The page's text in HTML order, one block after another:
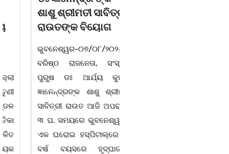
ଶାଶୁ ଶ୍ରୀମତୀ ସାବିତ୍ରୀ
ରାଉତଙ୍କ ବିୟୋଗ
ଭୁବନେଶ୍ୱର-୦୭/୦୮/୨୦୨୬:
ବରିଷ୍ଠ ରାଜନେତା, ସଂସ୍କୃତି
ପୁରୁଷ ଡଃ ଆର୍ଯ୍ୟ କୁମାର
ଜ୍ଞାନେନ୍ଦ୍ରଙ୍କ ଶାଶୁ ଶ୍ରୀମତୀ
ସାବିତ୍ରୀ ରାଉତ ଆଜି ଅପରାହ୍ନ
୩ ଘ. ସମୟରେ ଭୁବନେଶ୍ୱରର
ଏକ ଘରୋଇ ହସ୍ପିଟାଲ୍ରେ ୮୭
ବର୍ଷ ବୟସରେ ହୃଦ୍ଘାତରେ